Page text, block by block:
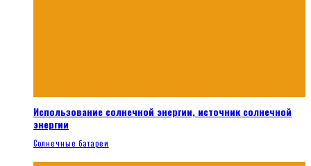
Использование солнечной энергии, источник солнечной
энергии
Солнечные батареи